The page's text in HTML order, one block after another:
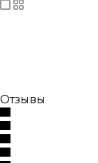
Отзывы